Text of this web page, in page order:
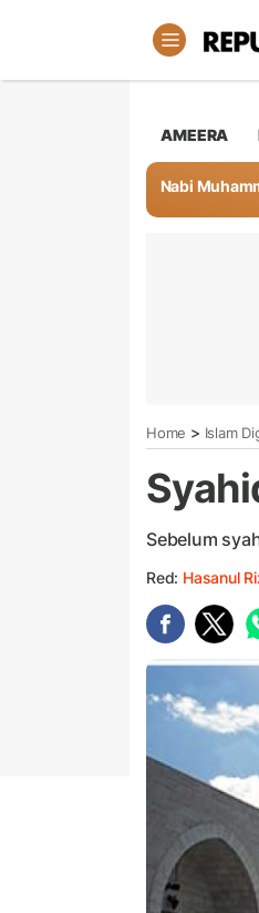
AMEERA
Nabi
Home > Islam
Sebelum
Red: Hasanul